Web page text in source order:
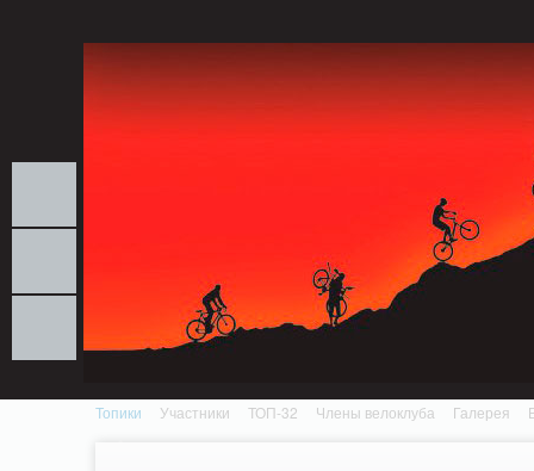
Топики Участники ТОП-32 Члены велоклуба Галерея